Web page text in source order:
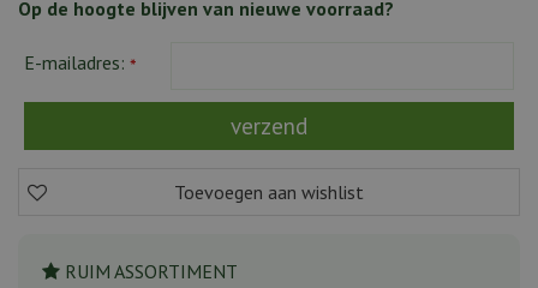
Op de hoogte blijven van nieuwe voorraad?
E-mailadres: *
RUIM ASSORTIMENT